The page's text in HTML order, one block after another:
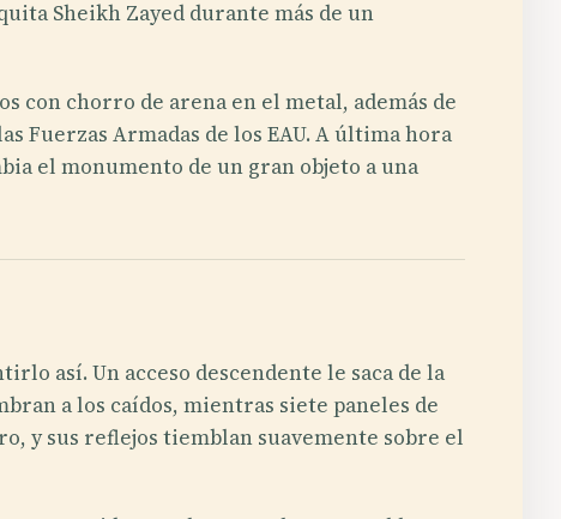
Sheikh Zayed durante más de un
con chorro de arena en el metal, además de
Fuerzas Armadas de los EAU. A última hora
el monumento de un gran objeto a una
así. Un acceso descendente le saca de la
a los caídos, mientras siete paneles de
y sus reflejos tiemblan suavemente sobre el